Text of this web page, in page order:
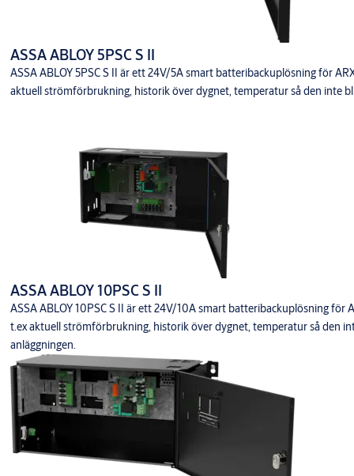
ASSA ABLOY 5PSC S II
ASSA ABLOY 5PSC S II är ett 24V/5A smart batteribackuplösning för
aktuell strömförbrukning, historik över dygnet, temperatur så den inte
ASSA ABLOY 10PSC S II
ASSA ABLOY 10PSC S II är ett 24V/10A smart batteribackuplösning
t.ex aktuell strömförbrukning, historik över dygnet, temperatur så den
anläggningen.